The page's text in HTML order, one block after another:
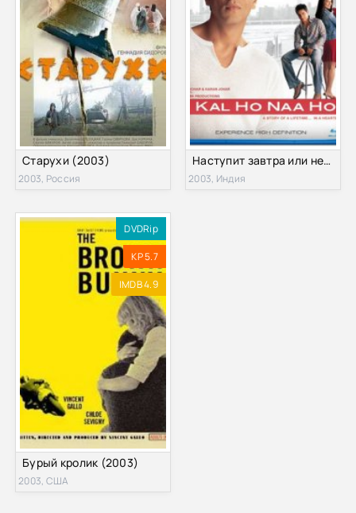
Старухи (2003)
2003, Россия
Наступит завтра или нет? (2003)
2003, Индия
DVDRip
KP 5.7
IMDB 4.9
Бурый кролик (2003)
2003, США